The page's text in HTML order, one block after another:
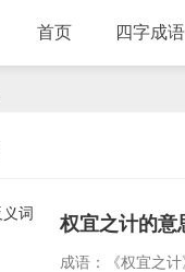
首页 四字成语
权宜之计的意
成语：《权宜之